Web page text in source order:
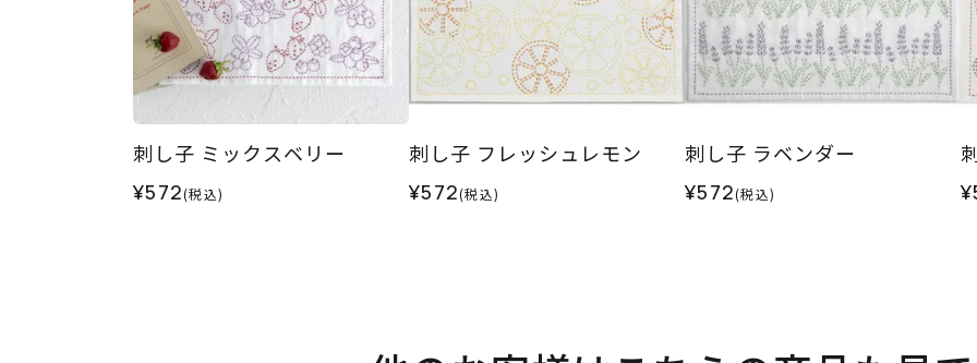
刺し子 ミックスベリー
¥572(税込)
刺し子 フレッシュレモン
¥572(税込)
刺し子 ラベンダー
¥572(税込)